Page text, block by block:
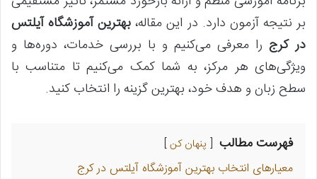
بر نتیجه آزمون دارد. در این مقاله،بهترین آموزشگاه‌ آیلتس
در کرج را معرفی می‌کنیم و با بررسی خدمات، دوره‌ها و
ویژگی‌های هر مرکز، به شما کمک می‌کنیم تا متناسب با
سطح زبان و هدف خود، بهترین گزینه را انتخاب کنید.
فهرست مطالب پنهان کن
معیارهای انتخاب بهترین آموزشگاه‌ آیلتس در کرج